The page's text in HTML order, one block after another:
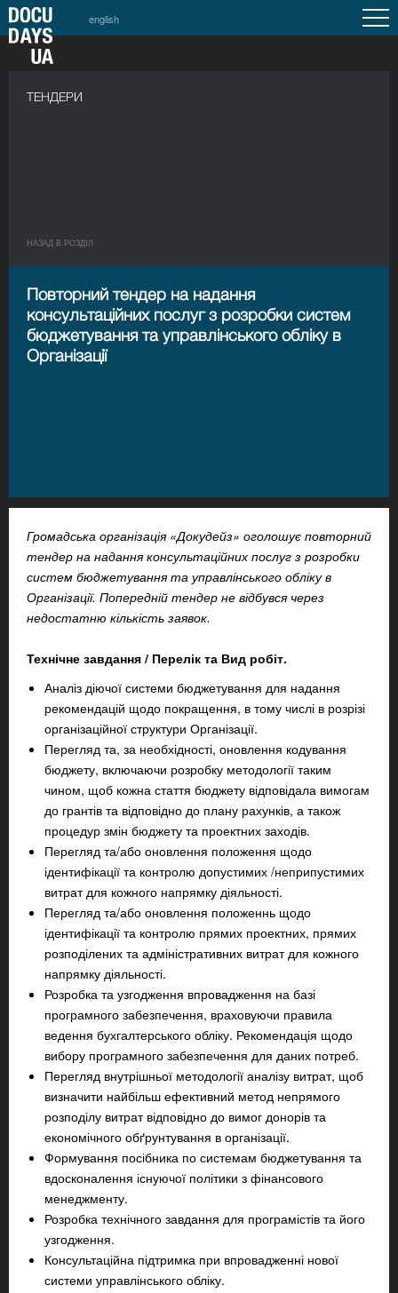
english
ТЕНДЕРИ
НАЗАД В РОЗДIЛ
Повторний тендер на надання
консультаційних послуг з розробки систем
бюджетування та управлінського обліку в
Організаціı̈
Громадська організація «Докудейз» оголошує повторний
тендер на надання консультаційних послуг з розробки
систем бюджетування та управлінського обліку в
Організації. Попередній тендер не відбувся через
недостатню кількість заявок.
Технічне завдання / Перелік та Вид робіт.
Аналіз діючої системи бюджетування для надання
рекомендацій щодо покращення, в тому числі в розрізі
організаційної структури Організації.
Перегляд та, за необхідності, оновлення кодування
бюджету, включаючи розробку методології таким
чином, щоб кожна стаття бюджету відповідала вимогам
до грантів та відповідно до плану рахунків, а також
процедур змін бюджету та проектних заходів.
Перегляд та/або оновлення положення щодо
ідентифікації та контролю допустимих /неприпустимих
витрат для кожного напрямку діяльності.
Перегляд та/або оновлення положеннь щодо
ідентифікації та контролю прямих проектних, прямих
розподілених та адміністративних витрат для кожного
напрямку діяльності.
Розробка та узгодження впровадження на базі
програмного забезпечення, враховуючи правила
ведення бухгалтерського обліку. Рекомендація щодо
вибору програмного забезпечення для даних потреб.
Перегляд внутрішньої методології аналізу витрат, щоб
визначити найбільш ефективний метод непрямого
розподілу витрат відповідно до вимог донорів та
економічного обґрунтування в організації.
Формування посібника по системам бюджетування та
вдосконалення існуючої політики з фінансового
менеджменту.
Розробка технічного завдання для програмістів та його
узгодження.
Консультаційна підтримка при впровадженні нової
системи управлінського обліку.